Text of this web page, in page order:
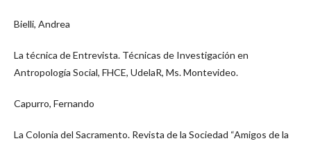
Bielli, Andrea
La técnica de Entrevista. Técnicas de Investigación en
Antropología Social, FHCE, UdelaR, Ms. Montevideo.
Capurro, Fernando
La Colonia del Sacramento. Revista de la Sociedad “Amigos de la